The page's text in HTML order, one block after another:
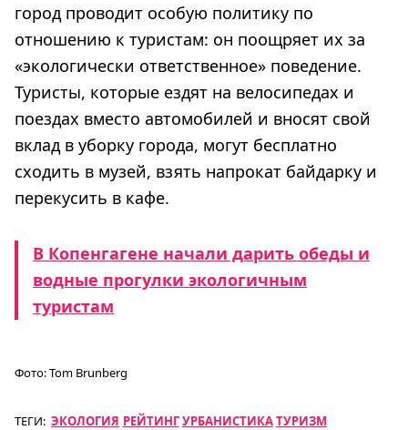
город проводит особую политику по
отношению к туристам: он поощряет их за
«экологически ответственное» поведение.
Туристы, которые ездят на велосипедах и
поездах вместо автомобилей и вносят свой
вклад в уборку города, могут бесплатно
сходить в музей, взять напрокат байдарку и
перекусить в кафе.
В Копенгагене начали дарить обеды и
водные прогулки экологичным
туристам
Фото:Tom Brunberg
ТЕГИ: ЭКОЛОГИЯ РЕЙТИНГУРБАНИСТИКАТУРИЗМ